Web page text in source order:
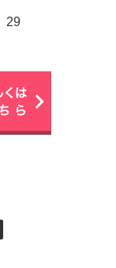
29